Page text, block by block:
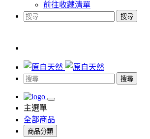
前往收藏清單
搜尋
搜尋
主選單
全部商品
商品分類